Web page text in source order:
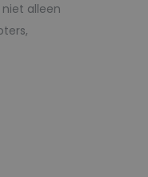
niet alleen